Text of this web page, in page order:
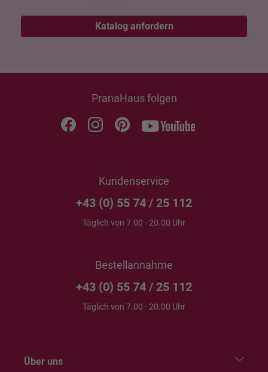
Katalog anfordern
PranaHaus folgen
Kundenservice
+43 (0) 55 74 / 25 112
Täglich von 7.00 - 20.00 Uhr
Bestellannahme
+43 (0) 55 74 / 25 112
Täglich von 7.00 - 20.00 Uhr
Über uns